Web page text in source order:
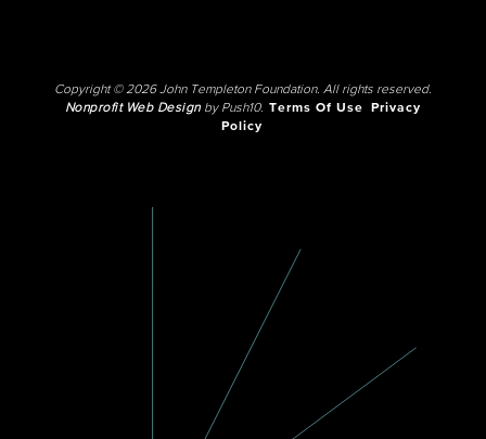
Copyright © 2026 John Templeton Foundation. All rights reserved.
Nonprofit Web Designby Push10. Terms Of Use
Privacy
Policy